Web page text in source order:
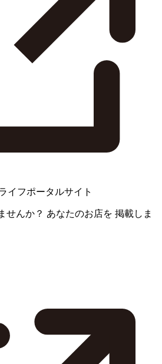
イフポータルサイト
せんか？ あなたのお店を 掲載しま